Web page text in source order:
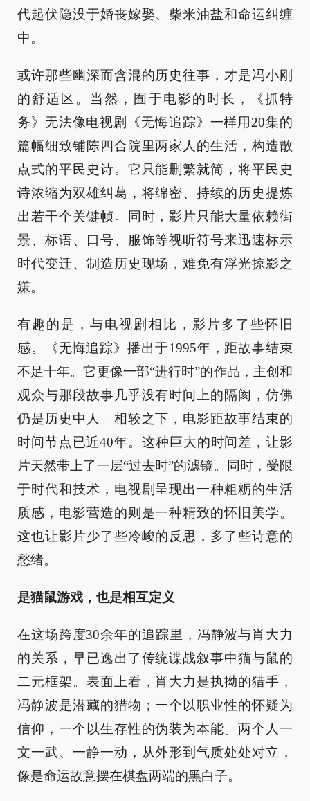
代起伏隐没于婚丧嫁娶、柴米油盐和命运纠缠
中。
或许那些幽深而含混的历史往事，才是冯小刚
的舒适区。当然，囿于电影的时长，《抓特
务》无法像电视剧《无悔追踪》一样用20集的
篇幅细致铺陈四合院里两家人的生活，构造散
点式的平民史诗。它只能删繁就简，将平民史
诗浓缩为双雄纠葛，将绵密、持续的历史提炼
出若干个关键帧。同时，影片只能大量依赖街
景、标语、口号、服饰等视听符号来迅速标示
时代变迁、制造历史现场，难免有浮光掠影之
嫌。
有趣的是，与电视剧相比，影片多了些怀旧
感。《无悔追踪》播出于1995年，距故事结束
不足十年。它更像一部“进行时”的作品，主创和
观众与那段故事几乎没有时间上的隔阂，仿佛
仍是历史中人。相较之下，电影距故事结束的
时间节点已近40年。这种巨大的时间差，让影
片天然带上了一层“过去时”的滤镜。同时，受限
于时代和技术，电视剧呈现出一种粗粝的生活
质感，电影营造的则是一种精致的怀旧美学。
这也让影片少了些冷峻的反思，多了些诗意的
愁绪。
是猫鼠游戏，也是相互定义
在这场跨度30余年的追踪里，冯静波与肖大力
的关系，早已逸出了传统谍战叙事中猫与鼠的
二元框架。表面上看，肖大力是执拗的猎手，
冯静波是潜藏的猎物；一个以职业性的怀疑为
信仰，一个以生存性的伪装为本能。两个人一
文一武、一静一动，从外形到气质处处对立，
像是命运故意摆在棋盘两端的黑白子。